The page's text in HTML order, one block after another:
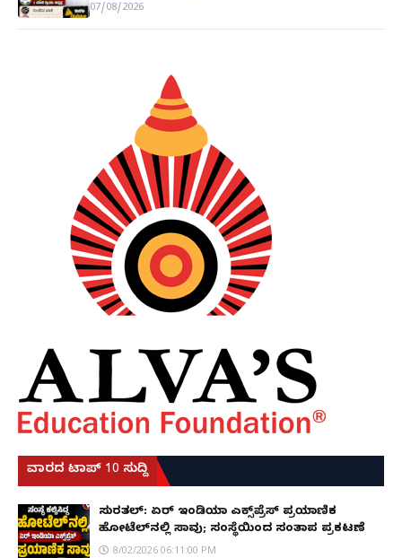
07/08/2026
ವಾರದ ಟಾಪ್ 10 ಸುದ್ದಿ
ಸುರತ್ಕಲ್: ಏರ್ ಇಂಡಿಯಾ ಎಕ್ಸ್‌ಪ್ರೆಸ್ ಪ್ರಯಾಣಿಕ
ಹೋಟೆಲ್‌ನಲ್ಲಿ ಸಾವು; ಸಂಸ್ಥೆಯಿಂದ ಸಂತಾಪ ಪ್ರಕಟಣೆ
8/02/2026 06:11:00 PM